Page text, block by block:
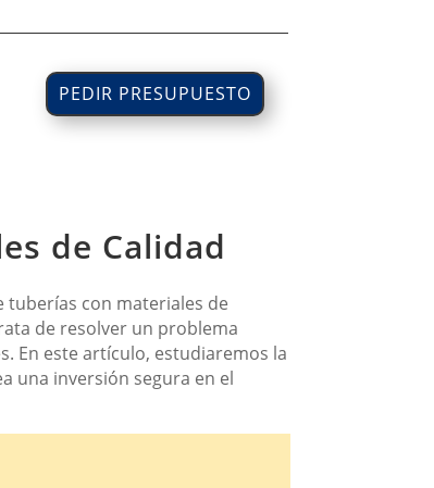
PEDIR PRESUPUESTO
de Calidad
tuberías con materiales de
de resolver un problema
En este artículo, estudiaremos la
una inversión segura en el